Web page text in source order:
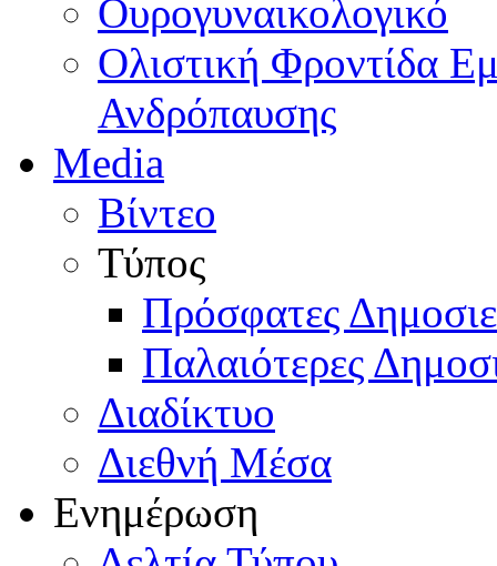
Ουρογυναικολογικό
Ολιστική Φροντίδα
Ανδρόπαυσης
Media
Βίντεο
Τύπος
Πρόσφατες
Παλαιότερες
Διαδίκτυο
Διεθνή Μέσα
Ενημέρωση